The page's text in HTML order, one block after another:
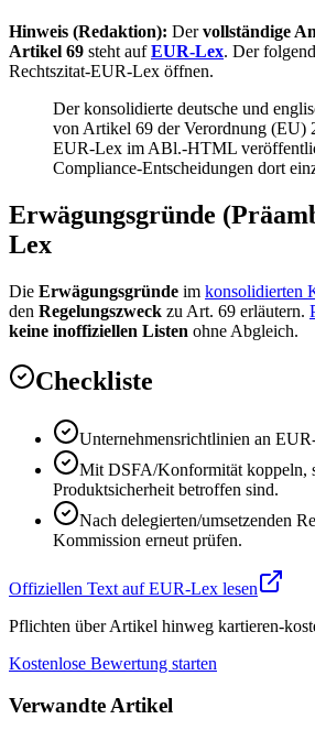
Hinweis (Redaktion): Dervollständige
Artikel 69 steht aufEUR-Lex. Der
Rechtszitat-EUR-Lex öffnen.
Der konsolidierte deutsche und
von Artikel 69 der Verordnung (EU)
EUR-Lex im ABl.-HTML
Compliance-Entscheidungen dort
Erwägungsgründe
Lex
Die Erwägungsgründe im konsolidierten
den Regelungszweck zu Art. 69 erläutern.
keine inoffiziellen Listen ohne Abgleich.
Checkliste
Unternehmensrichtlinien an
Mit DSFA/Konformität koppeln,
Produktsicherheit betroffen sind.
Nach delegierten/umsetzenden
Kommission erneut prüfen.
Offiziellen Text auf EUR-Lex lesen
Pflichten über Artikel hinweg kartieren-
Kostenlose Bewertung starten
Verwandte Artikel